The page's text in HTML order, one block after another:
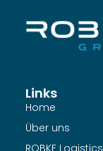
Links
Home
Über uns